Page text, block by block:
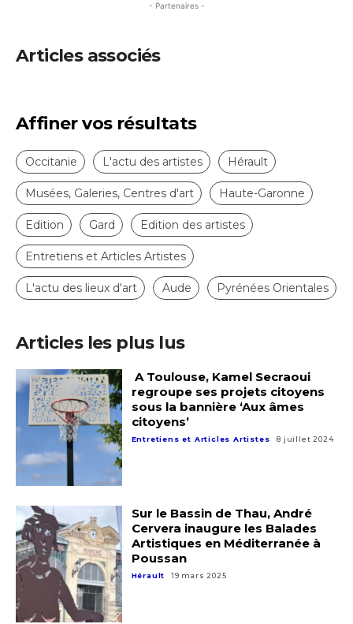
- Partenaires -
Articles associés
Affiner vos résultats
Occitanie L'actu des artistes Hérault
Musées, Galeries, Centres d'art Haute-Garonne
Edition Gard Edition des artistes
Entretiens et Articles Artistes
L'actu des lieux d'art Aude Pyrénées Orientales
Articles les plus lus
A Toulouse, Kamel Secraoui
regroupe ses projets citoyens
sous la bannière ‘Aux âmes
citoyens’
Entretiens et Articles Artistes 8 juillet 2024
Sur le Bassin de Thau, André
Cervera inaugure les Balades
Artistiques en Méditerranée à
Poussan
Hérault 19 mars 2025